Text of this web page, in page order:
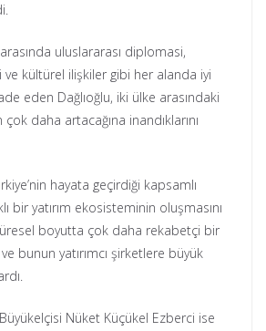
uluslararası diplomasi,
kültürel ilişkiler gibi her alanda iyi
eden Dağlıoğlu, iki ülke arasındaki
daha artacağına inandıklarını
hayata geçirdiği kapsamlı
bir yatırım ekosisteminin oluşmasını
küresel boyutta çok daha rekabetçi bir
bunun yatırımcı şirketlere büyük
Nüket Küçükel Ezberci ise